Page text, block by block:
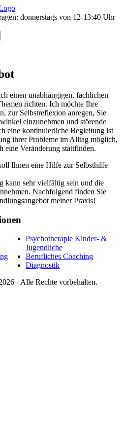
donnerstags von 12-13:40 Uhr
einen unabhängigen, fachlichen
richten. Ich möchte Ihre
zur Selbstreflexion anregen, Sie
einzunehmen und störende
eine kontinuierliche Begleitung ist
ihrer Probleme im Alltag möglich,
eine Veränderung stattfinden.
Ihnen eine Hilfe zur Selbsthilfe
kann sehr vielfältig sein und die
Nachfolgend finden Sie
meiner Praxis!
Psychotherapie Kinder- &
Jugendliche
Berufliches Coaching
Diagnostik
- Alle Rechte vorbehalten.